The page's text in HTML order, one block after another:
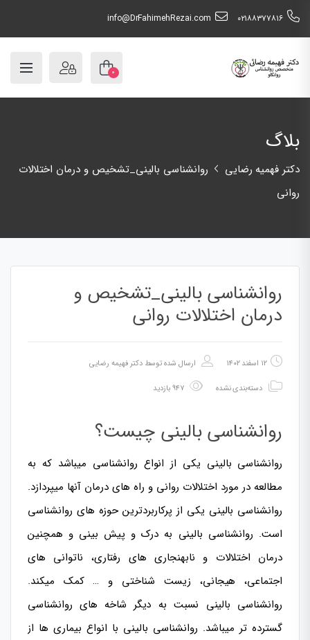
٠٢١٨٨٣٧٧٨١٦ info@DrFahimehRezai.com
۰
بلاگ
دکتر فهمیه رضایی
روانشناسی بالینی_تشخیص و درمان اختلالات
روانی
روانشناسی بالینی_تشخیص و
درمان اختلالات روانی
۱۲ اسفند ۱۴۰۲ ارسال شده توسطدکتر فهیمه رضایی
دسته‌بندی نشده ۹۴۷ بازدید
روانشناسی بالینی چیست؟
روانشناسی بالینی یکی از انواع روانشناسی میباشد که به
مطالعه در مورد اختلالات روانی و راه های درمان آنها میپردازد.
روانشناسی بالینی یکی از پرکاربردترين حوزه های روانشناسی
است. روانشناسی بالینی به درک و پیش بینی و همچنین
درمان اختلالات و نابهنجاری های رفتاری، ناتوانی های
اجتماعی، هیجانی، زیست شناختی و … کمک میکند.
روانشناسی بالینی نسبت به دیگر شاخه های روانشناسی
گسترده تر میباشد. روانشناسی بالینی با انواع بیماری ها از